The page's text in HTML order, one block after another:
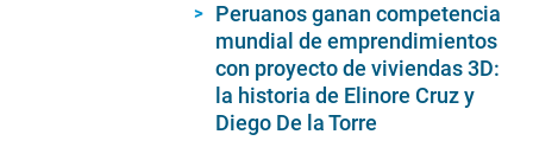
Peruanos ganan competencia
mundial de emprendimientos
con proyecto de viviendas 3D:
la historia de Elinore Cruz y
Diego De la Torre